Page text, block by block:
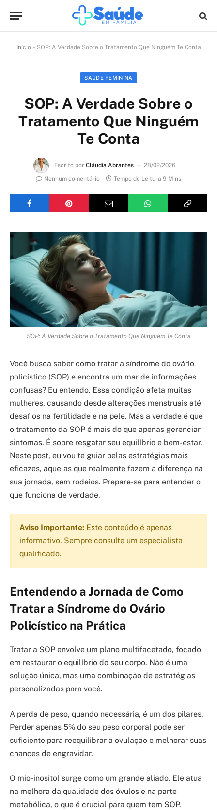
Início » SOP: A Verdade Sobre o Tratamento Que Ninguém Te Conta
SAÚDE FEMININA
SOP: A Verdade Sobre o
Tratamento Que Ninguém
Te Conta
Escrito por Cláudia Abrantes
28/02/2026
Nenhum comentário
Tempo de Leitura 9 Mins
SOP: A Verdade Sobre o Tratamento Que Ninguém Te Conta
Você busca saber como tratar a síndrome do ovário
policístico (SOP) e encontra um mar de informações
confusas? Eu entendo. Essa condição afeta muitas
mulheres, causando desde alterações menstruais até
desafios na fertilidade e na pele. Mas a verdade é que
o tratamento da SOP é mais do que apenas gerenciar
sintomas. É sobre resgatar seu equilíbrio e bem-estar.
Neste post, eu vou te guiar pelas estratégias mais
eficazes, aquelas que realmente fazem a diferença na
sua jornada, sem rodeios. Prepare-se para entender o
que funciona de verdade.
Aviso Importante: Este conteúdo é apenas
informativo. Sempre consulte um especialista
qualificado.
Entendendo a Jornada de Como
Tratar a Síndrome do Ovário
Policístico na Prática
Tratar a SOP envolve um plano multifacetado, focado
em restaurar o equilíbrio do seu corpo. Não é uma
solução única, mas uma combinação de estratégias
personalizadas para você.
A perda de peso, quando necessária, é um dos pilares.
Perder apenas 5% do seu peso corporal pode ser
suficiente para reequilibrar a ovulação e melhorar suas
chances de engravidar.
O mio-inositol surge como um grande aliado. Ele atua
na melhora da qualidade dos óvulos e na parte
metabólica, o que é crucial para quem tem SOP.